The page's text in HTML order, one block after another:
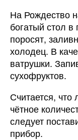
На Рождество
богатый стол
поросят,
холодец. В
ватрушки.
сухофруктов.
Считается,
чётное
следует
прибор.